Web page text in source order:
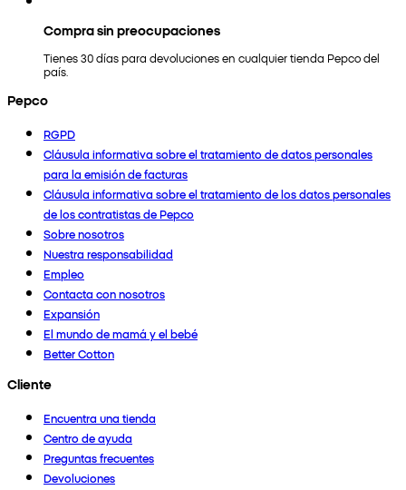
Compra sin preocupaciones
Tienes 30 días para devoluciones en cualquier tienda Pepco del
país.
Pepco
RGPD
Cláusula informativa sobre el tratamiento de datos personales
para la emisión de facturas
Cláusula informativa sobre el tratamiento de los datos personales
de los contratistas de Pepco
Sobre nosotros
Nuestra responsabilidad
Empleo
Contacta con nosotros
Expansión
El mundo de mamá y el bebé
Better Cotton
Cliente
Encuentra una tienda
Centro de ayuda
Preguntas frecuentes
Devoluciones